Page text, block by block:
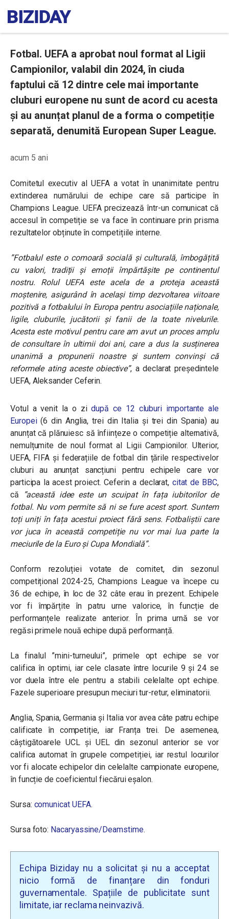
Fotbal. UEFA a aprobat noul format al Ligii
Campionilor, valabil din 2024, în ciuda
faptului că 12 dintre cele mai importante
cluburi europene nu sunt de acord cu acesta
și au anunțat planul de a forma o competiție
separată, denumită European Super League.
acum 5 ani
Comitetul executiv al UEFA a votat în unanimitate pentru
extinderea numărului de echipe care să participe în
Champions League. UEFA precizează într-un comunicat că
accesul în competiție se va face în continuare prin prisma
rezultatelor obținute în competițiile interne.
”Fotbalul este o comoară socială și culturală, îmbogățită
cu valori, tradiții și emoții împărtășite pe continentul
nostru. Rolul UEFA este acela de a proteja această
moștenire, asigurând în același timp dezvoltarea viitoare
pozitivă a fotbalului în Europa pentru asociațiile naționale,
ligile, cluburile, jucătorii și fanii de la toate nivelurile.
Acesta este motivul pentru care am avut un proces amplu
de consultare în ultimii doi ani, care a dus la susținerea
unanimă a propunerii noastre și suntem convinși că
reformele ating aceste obiective”, a declarat președintele
UEFA, Aleksander Ceferin.
Votul a venit la o zidupă ce 12 cluburi importante ale
Europei(6 din Anglia, trei din Italia și trei din Spania) au
anunțat că plănuiesc să înființeze o competiție alternativă,
nemulțumite de noul format al Ligii Campionilor. Ulterior,
UEFA, FIFA și federațiile de fotbal din țările respectivelor
cluburi au anunțat sancțiuni pentru echipele care vor
participa la acest proiect. Ceferin a declarat, citat de BBC,
că
”această idee este un scuipat în fața iubitorilor de
fotbal. Nu vom permite să ni se fure acest sport. Suntem
toți uniți în fața acestui proiect fără sens. Fotbaliștii care
vor juca în această competiție nu vor mai lua parte la
meciurile de la Euro și Cupa Mondială”.
Conform rezoluției votate de comitet, din sezonul
competițional 2024-25, Champions League va începe cu
36 de echipe, în loc de 32 câte erau în prezent. Echipele
vor fi împărțite în patru urne valorice, în funcție de
performanțele realizate anterior. În prima urnă se vor
regăsi primele nouă echipe după performanță.
La finalul ”mini-turneului”, primele opt echipe se vor
califica în optimi, iar cele clasate între locurile 9 și 24 se
vor duela între ele pentru a stabili celelalte opt echipe.
Fazele superioare presupun meciuri tur-retur, eliminatorii.
Anglia, Spania, Germania și Italia vor avea câte patru echipe
calificate în competiție, iar Franța trei. De asemenea,
câștigătoarele UCL și UEL din sezonul anterior se vor
califica automat în grupele competiției, iar restul locurilor
vor fi alocate echipelor din celelalte campionate europene,
în funcție de coeficientul fiecărui eșalon.
Sursa: comunicat UEFA.
Sursa foto: Nacaryassine/Deamstime.
Echipa Biziday nu a solicitat și nu a acceptat
nicio formă de finanțare din fonduri
guvernamentale. Spațiile de publicitate sunt
limitate, iar reclama neinvazivă.